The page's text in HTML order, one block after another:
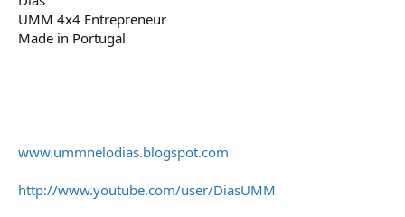
UMM 4x4 Entrepreneur
Made in Portugal
www.ummnelodias.blogspot.com
http://www.youtube.com/user/DiasUMM